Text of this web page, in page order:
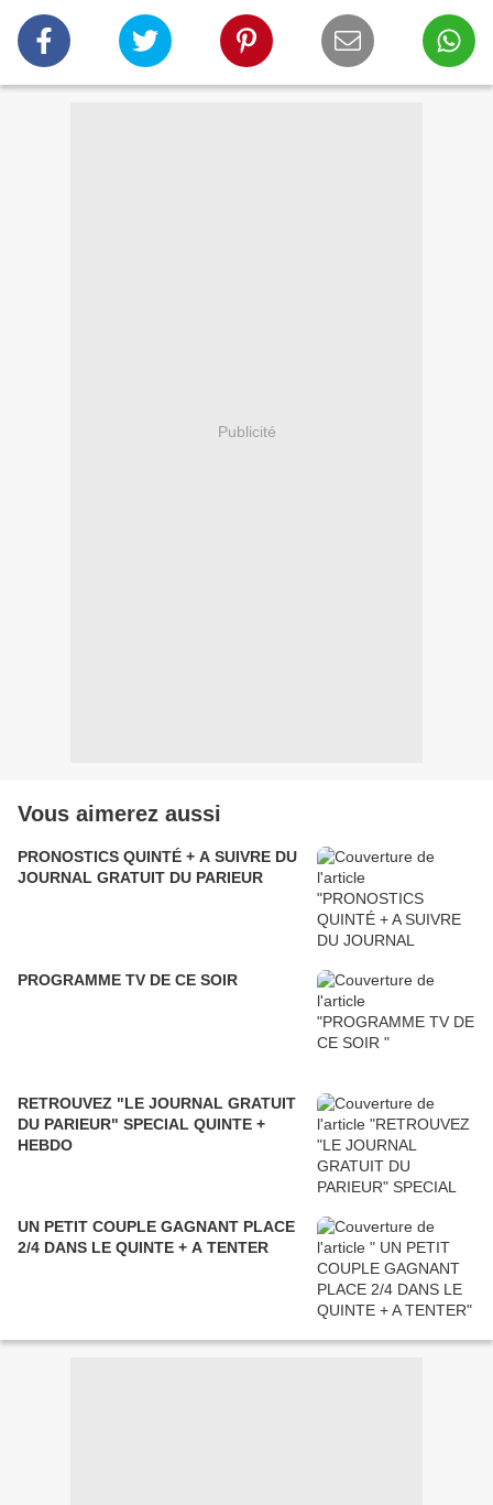
Publicité
Vous aimerez aussi
PRONOSTICS QUINTÉ + A SUIVRE DU
JOURNAL GRATUIT DU PARIEUR
PROGRAMME TV DE CE SOIR
RETROUVEZ "LE JOURNAL GRATUIT
DU PARIEUR" SPECIAL QUINTE +
HEBDO
UN PETIT COUPLE GAGNANT PLACE
2/4 DANS LE QUINTE + A TENTER